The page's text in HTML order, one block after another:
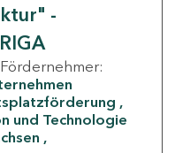
-
Fördernehmer:
und Technologie